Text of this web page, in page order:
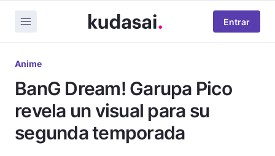
Entrar
Anime
BanG Dream! Garupa Pico
revela un visual para su
segunda temporada